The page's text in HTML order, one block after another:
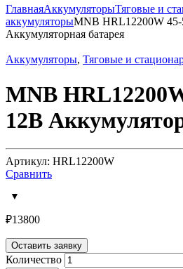
ГлавнаяАккумуляторыТяговые и
аккумуляторыMNB HRL12200W
Аккумуляторная батарея
Аккумуляторы, Тяговые и
MNB
12В
Артикул: HRL12200W
Сравнить
₽13800
Оставить заявку
Количество